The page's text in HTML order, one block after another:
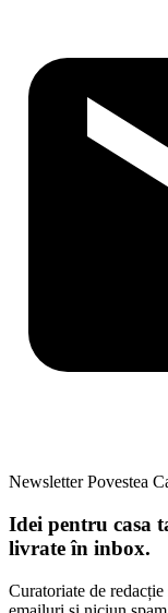
Newsletter Povestea
Idei pentru casa
livrate în inbox.
Curatoriate de